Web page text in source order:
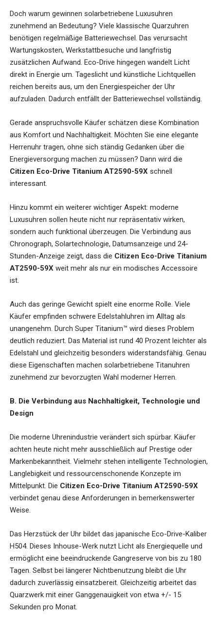
Doch warum gewinnen solarbetriebene Luxusuhren
zunehmend an Bedeutung? Viele klassische Quarzuhren
benötigen regelmäßige Batteriewechsel. Das verursacht
Wartungskosten, Werkstattbesuche und langfristig
zusätzlichen Aufwand. Eco-Drive hingegen wandelt Licht
direkt in Energie um. Tageslicht und künstliche Lichtquellen
reichen bereits aus, um den Energiespeicher der Uhr
aufzuladen. Dadurch entfällt der Batteriewechsel vollständig.
Gerade anspruchsvolle Käufer schätzen diese Kombination
aus Komfort und Nachhaltigkeit. Möchten Sie eine elegante
Herrenuhr tragen, ohne sich ständig Gedanken über die
Energieversorgung machen zu müssen? Dann wird die
Citizen Eco-Drive Titanium AT2590-59X schnell
interessant.
Hinzu kommt ein weiterer wichtiger Aspekt: moderne
Luxusuhren sollen heute nicht nur repräsentativ wirken,
sondern auch funktional überzeugen. Die Verbindung aus
Chronograph, Solartechnologie, Datumsanzeige und 24-
Stunden-Anzeige zeigt, dass die Citizen Eco-Drive Titanium
AT2590-59X weit mehr als nur ein modisches Accessoire
ist.
Auch das geringe Gewicht spielt eine enorme Rolle. Viele
Käufer empfinden schwere Edelstahluhren im Alltag als
unangenehm. Durch Super Titanium™ wird dieses Problem
deutlich reduziert. Das Material ist rund 40 Prozent leichter als
Edelstahl und gleichzeitig besonders widerstandsfähig. Genau
diese Eigenschaften machen solarbetriebene Titanuhren
zunehmend zur bevorzugten Wahl moderner Herren.
B. Die Verbindung aus Nachhaltigkeit, Technologie und
Design
Die moderne Uhrenindustrie verändert sich spürbar. Käufer
achten heute nicht mehr ausschließlich auf Prestige oder
Markenbekanntheit. Vielmehr stehen intelligente Technologien,
Langlebigkeit und ressourcenschonende Konzepte im
Mittelpunkt. Die Citizen Eco-Drive Titanium AT2590-59X
verbindet genau diese Anforderungen in bemerkenswerter
Weise.
Das Herzstück der Uhr bildet das japanische Eco-Drive-Kaliber
H504. Dieses Inhouse-Werk nutzt Licht als Energiequelle und
ermöglicht eine beeindruckende Gangreserve von bis zu 180
Tagen. Selbst bei längerer Nichtbenutzung bleibt die Uhr
dadurch zuverlässig einsatzbereit. Gleichzeitig arbeitet das
Quarzwerk mit einer Ganggenauigkeit von etwa +/- 15
Sekunden pro Monat.